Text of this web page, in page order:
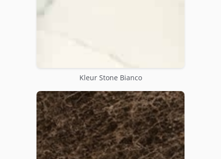
Kleur Stone Bianco